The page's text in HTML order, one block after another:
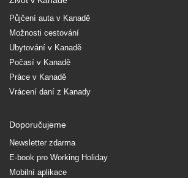
Půjčení auta v Kanadě
Možnosti cestování
Ubytování v Kanadě
Počasí v Kanadě
Práce v Kanadě
Vrácení daní z Kanady
Doporučujeme
Newsletter zdarma
E-book pro Working Holiday
Mobilní aplikace